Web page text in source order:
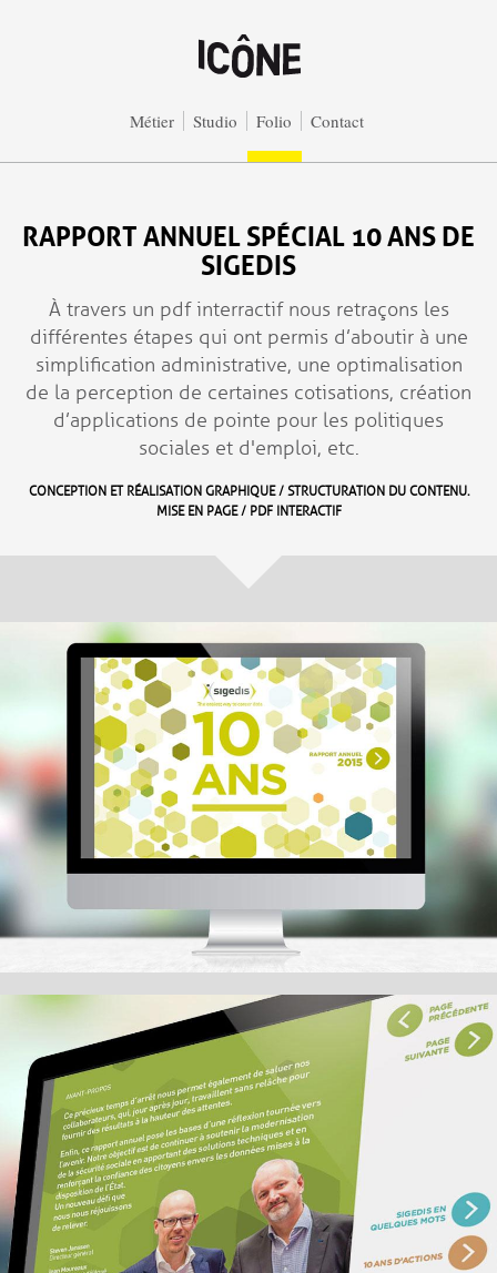
Métier Studio Folio Contact
RAPPORT ANNUEL SPÉCIAL 10 ANS DE
SIGEDIS
À travers un pdf interractif nous retraçons les
différentes étapes qui ont permis d’aboutir à une
simplification administrative, une optimalisation
de la perception de certaines cotisations, création
d’applications de pointe pour les politiques
sociales et d'emploi, etc.
CONCEPTION ET RÉALISATION GRAPHIQUE / STRUCTURATION DU CONTENU.
MISE EN PAGE / PDF INTERACTIF